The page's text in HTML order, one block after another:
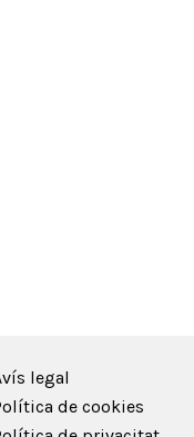
legal
de cookies